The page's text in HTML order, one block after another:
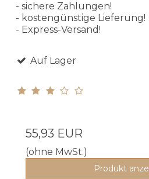
- sichere Zahlungen!
- kostengünstige Lieferung!
- Express-Versand!
Auf Lager
55,93 EUR
(ohne MwSt.)
Produkt